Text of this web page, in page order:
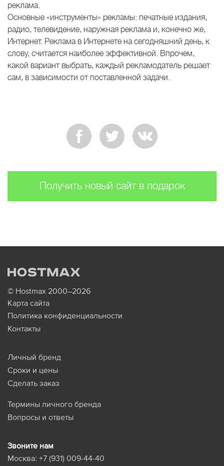
реклама.
Основные «инструменты» рекламы: печатные издания,
радио, телевидение, наружная реклама и, конечно же,
Интернет. Реклама в Интернете на сегодняшний день, к
слову, считается наиболее эффективной. Впрочем,
какой вариант выбрать, каждый рекламодатель решает
сам, в зависимости от поставленной задачи.
Получить новый сайт в подарок
© Hostmax 2000–2026
Карта сайта
Политика конфиденциальности
Контакты
Личный бренд
Сроки и цены
Сделать заказ
Термины личного бренда
Вопросы и ответы
Звоните нам
Москва: +7 (931) 009-44-40